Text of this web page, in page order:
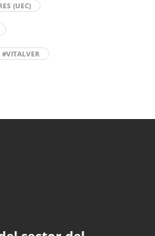
(UEC)
#VITALVER